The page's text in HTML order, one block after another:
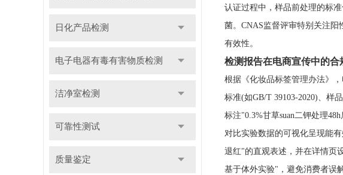
日化产品检测
电子电器有毒有害物质检测
洁净室检测
可靠性测试
质量鉴定
认证过程中，样品前处理的标
菌。CNAS监督评审特别关注阳
有效性。
检测报告在电商宣传中的合
根据《化妆品标签管理办法》
标准(如GB/T 39103-2020)、样
标注"0.3%甘草suan二钾处理
对比实验数据的可视化呈现能
退红"的直观表述，并在详情页
基于体外实验"，避免消费者误解